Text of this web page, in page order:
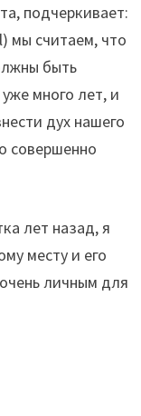
подчеркивает:
мы считаем, что
быть
много лет, и
дух нашего
совершенно
лет назад, я
месту и его
личным для